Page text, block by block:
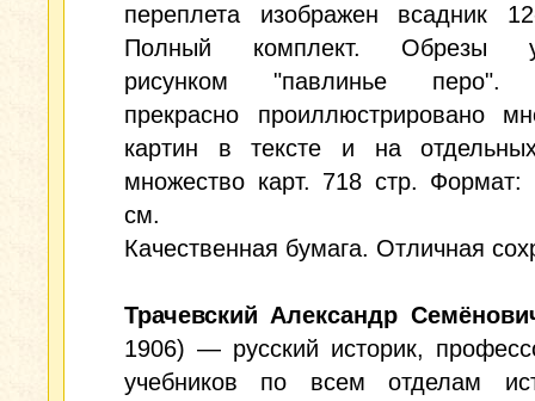
переплета изображен всадник
Полный комплект. Обрезы
рисунком "павлинье перо".
прекрасно проиллюстрировано
картин в тексте и на
множество карт. 718 стр. Формат:
см.
Качественная бумага. Отличная
Трачевский Александр
1906) — русский историк,
учебников по всем отделам